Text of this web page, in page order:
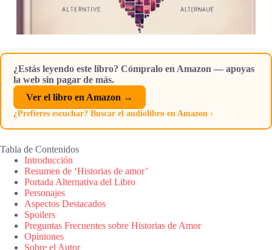
¿Estás leyendo este libro? Cómpralo en Amazon — apoyas
la web sin pagar de más.
Ver el libro en Amazon →
¿Prefieres escuchar? Buscar el audiolibro en Amazon ›
Tabla de Contenidos
Introducción
Resumen de ‘Historias de amor’
Portada Alternativa del Libro
Personajes
Aspectos Destacados
Spoilers
Preguntas Frecuentes sobre Historias de Amor
Opiniones
Sobre el Autor